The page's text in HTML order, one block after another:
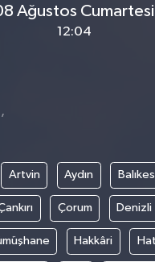
Ağustos Cumartesi
12:04
Artvin Aydın
Çorum Denizli
Hakkâri